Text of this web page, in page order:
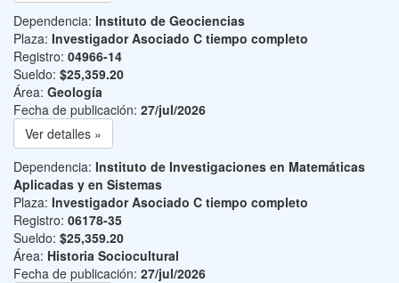
Dependencia: Instituto de Geociencias
Plaza: Investigador Asociado C tiempo completo
Registro: 04966-14
Sueldo: $25,359.20
Área: Geología
Fecha de publicación: 27/jul/2026
Ver detalles »
Dependencia: Instituto de Investigaciones en Matemáticas
Aplicadas y en Sistemas
Plaza: Investigador Asociado C tiempo completo
Registro: 06178-35
Sueldo: $25,359.20
Área: Historia Sociocultural
Fecha de publicación: 27/jul/2026